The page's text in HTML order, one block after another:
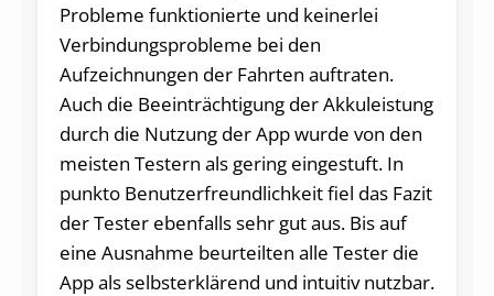
Probleme funktionierte und keinerlei
Verbindungsprobleme bei den
Aufzeichnungen der Fahrten auftraten.
Auch die Beeinträchtigung der Akkuleistung
durch die Nutzung der App wurde von den
meisten Testern als gering eingestuft. In
punkto Benutzerfreundlichkeit fiel das Fazit
der Tester ebenfalls sehr gut aus. Bis auf
eine Ausnahme beurteilten alle Tester die
App als selbsterklärend und intuitiv nutzbar.